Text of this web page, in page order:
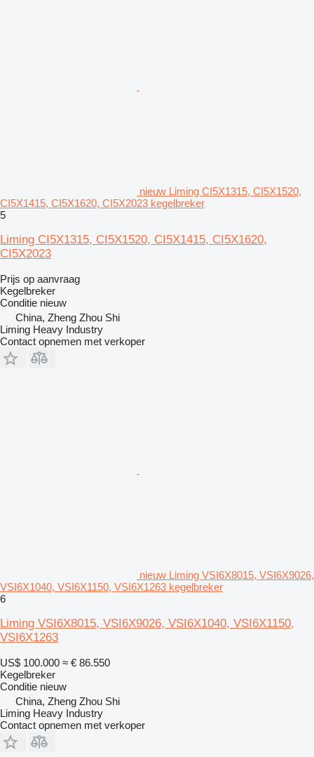
nieuw Liming CI5X1315, CI5X1520,
CI5X1415, CI5X1620, CI5X2023 kegelbreker
5
Liming CI5X1315, CI5X1520, CI5X1415, CI5X1620,
CI5X2023
Prijs op aanvraag
Kegelbreker
Conditie nieuw
China, Zheng Zhou Shi
Liming Heavy Industry
Contact opnemen met verkoper
nieuw Liming VSI6X8015, VSI6X9026,
VSI6X1040, VSI6X1150, VSI6X1263 kegelbreker
6
Liming VSI6X8015, VSI6X9026, VSI6X1040, VSI6X1150,
VSI6X1263
US$ 100.000 ≈ € 86.550
Kegelbreker
Conditie nieuw
China, Zheng Zhou Shi
Liming Heavy Industry
Contact opnemen met verkoper